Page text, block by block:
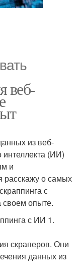
веб-
из веб-
интеллекта (ИИ)
и
расскажу о самых
с
опыте.
с ИИ 1.
скраперов. Они
данных из